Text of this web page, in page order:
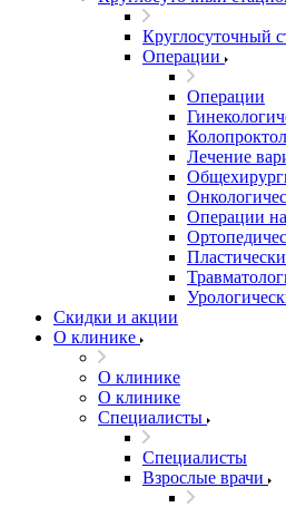
Круглосуточный
Операции
Операции
Лечение
Операции
Скидки и акции
О клинике
О клинике
О клинике
Специалисты
Специалисты
Взрослые врачи